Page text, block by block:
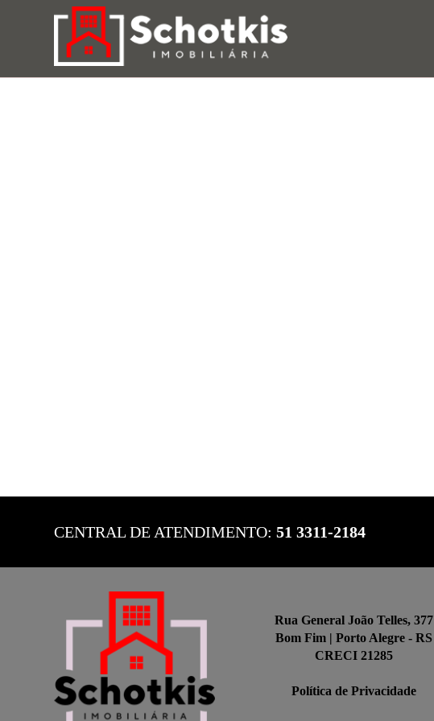
CENTRAL DE ATENDIMENTO:51 3311-2184
Rua General João Telles, 377
Bom Fim | Porto Alegre - RS
CRECI 21285
Política de Privacidade